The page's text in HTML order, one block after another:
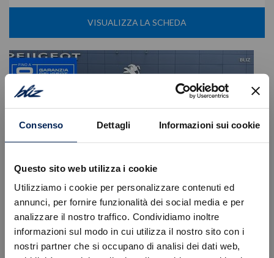
Consenso Dettagli Informazioni sui cookie
Questo sito web utilizza i cookie
Utilizziamo i cookie per personalizzare contenuti ed
annunci, per fornire funzionalità dei social media e per
analizzare il nostro traffico. Condividiamo inoltre
informazioni sul modo in cui utilizza il nostro sito con i
nostri partner che si occupano di analisi dei dati web,
VISUALIZZA LA SCHEDA
Peugeot208